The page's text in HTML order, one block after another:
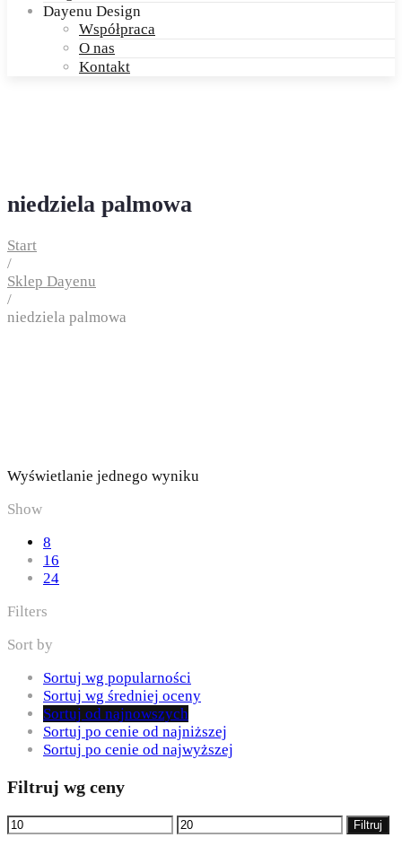
Dayenu Design
Współpraca
O nas
Kontakt
niedziela palmowa
Start
/
Sklep Dayenu
/
niedziela palmowa
Wyświetlanie jednego wyniku
Show
8
16
24
Filters
Sort by
Sortuj wg popularności
Sortuj wg średniej oceny
Sortuj od najnowszych
Sortuj po cenie od najniższej
Sortuj po cenie od najwyższej
Filtruj wg ceny
Cena
Cena
Filtruj